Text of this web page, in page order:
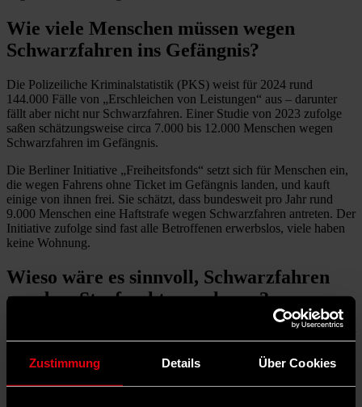
Zustimmung Details Über Cookies
Wie viele Menschen müssen wegen
Schwarzfahren ins Gefängnis?
Die Polizeiliche Kriminalstatistik (PKS) weist für 2024 rund
144.000 Fälle von „Erschleichen von Leistungen“ aus – darunter
fällt aber nicht nur Schwarzfahren. Einer Studie von 2023 zufolge
saßen schätzungsweise circa 7.000 bis 12.000 Menschen wegen
Schwarzfahren im Gefängnis.
Die Berliner Initiative „Freiheitsfonds“ setzt sich für Menschen ein,
die wegen Fahrens ohne Ticket im Gefängnis landen, und kauft
einige von ihnen frei. Sie schätzt, dass bundesweit pro Jahr rund
9.000 Menschen eine Haftstrafe wegen Schwarzfahren antreten. Der
Initiative zufolge sind fast alle Betroffenen erwerbslos, viele haben
keine Wohnung.
Wieso wäre es sinnvoll, Schwarzfahren
aus dem Strafrecht zu nehmen?
Eine Strafverfolgung ist grundsätzlich mit einem hohen Aufwand für
dass Verfahren und Haftstrafen für die Verfolgung von
kosten. Ein Häftling kostet, je nach Bundesland, 150 bis 200 Euro